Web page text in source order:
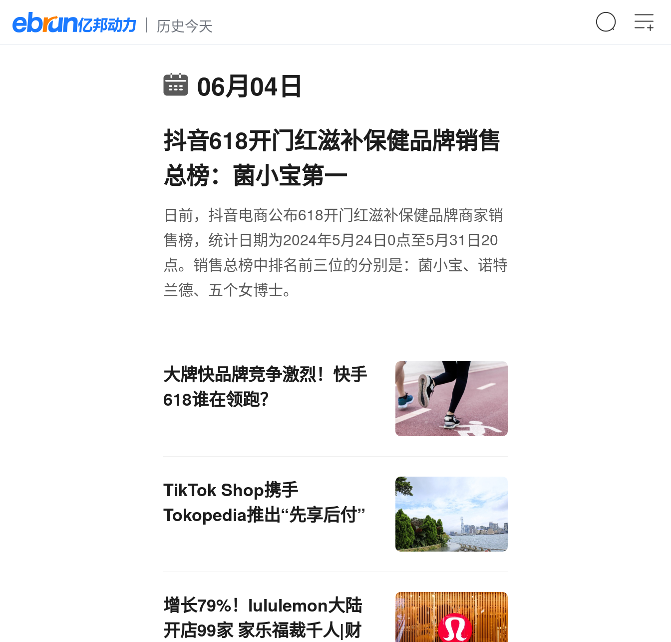
历史今天
06月04日
抖音618开门红滋补保健品牌销售
总榜：菌小宝第一
日前，抖音电商公布618开门红滋补保健品牌商家销
售榜，统计日期为2024年5月24日0点至5月31日20
点。销售总榜中排名前三位的分别是：菌小宝、诺特
兰德、五个女博士。
大牌快品牌竞争激烈！快手
618谁在领跑？
TikTok Shop携手
Tokopedia推出“先享后付”
增长79%！lululemon大陆
开店99家 家乐福裁千人|财